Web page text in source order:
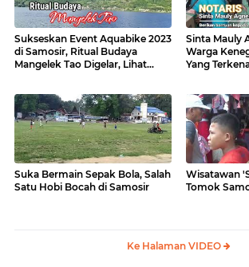
Sukseskan Event Aquabike 2023
di Samosir, Ritual Budaya
Mangelek Tao Digelar, Lihat
Sinta Mauly
Warga
Yang
Suka Bermain Sepak Bola, Salah
Satu Hobi Bocah di Samosir
Wisatawan
Tomok
Ke Halaman VIDEO